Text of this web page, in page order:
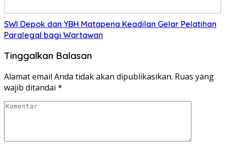
SWI Depok dan YBH Matapena Keadilan Gelar Pelatihan
Paralegal bagi Wartawan
Tinggalkan Balasan
Alamat email Anda tidak akan dipublikasikan. Ruas yang
wajib ditandai *